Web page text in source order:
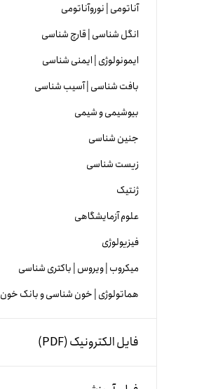
آناتومی | نوروآناتومی
انگل شناسی | قارچ شناسی
ایمونولوژی | ایمنی شناسی
بافت شناسی | آسیب شناسی
بیوشیمی و شیمی
جنین شناسی
زیست شناسی
ژنتیک
علوم آزمایشگاهی
فیزیولوژی
میکروب | ویروس | باکتری شناسی
هماتولوژی | خون شناسی و بانک خون
فایل الکترونیک (PDF)